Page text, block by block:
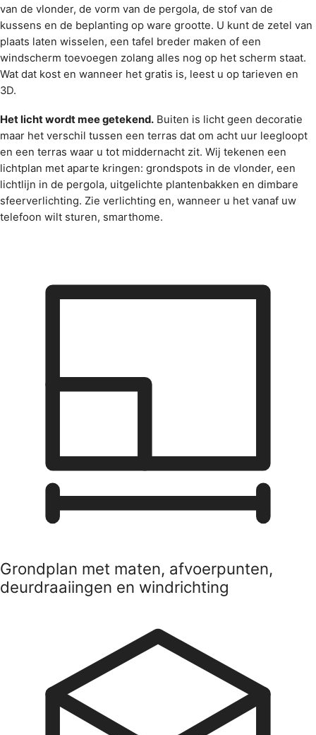
van de vlonder, de vorm van de pergola, de stof van de
kussens en de beplanting op ware grootte. U kunt de zetel van
plaats laten wisselen, een tafel breder maken of een
windscherm toevoegen zolang alles nog op het scherm staat.
Wat dat kost en wanneer het gratis is, leest u op tarieven en
3D.
Het licht wordt mee getekend. Buiten is licht geen decoratie
maar het verschil tussen een terras dat om acht uur leegloopt
en een terras waar u tot middernacht zit. Wij tekenen een
lichtplan met aparte kringen: grondspots in de vlonder, een
lichtlijn in de pergola, uitgelichte plantenbakken en dimbare
sfeerverlichting. Zie verlichting en, wanneer u het vanaf uw
telefoon wilt sturen, smarthome.
Grondplan met maten, afvoerpunten,
deurdraaiingen en windrichting